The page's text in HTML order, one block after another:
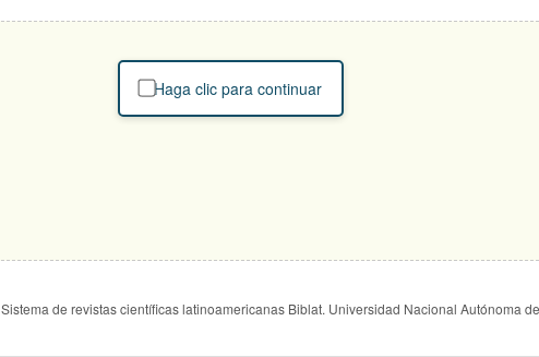
Haga clic para continuar
Sistema de revistas científicas latinoamericanas Biblat. Universidad Nacional Autónoma